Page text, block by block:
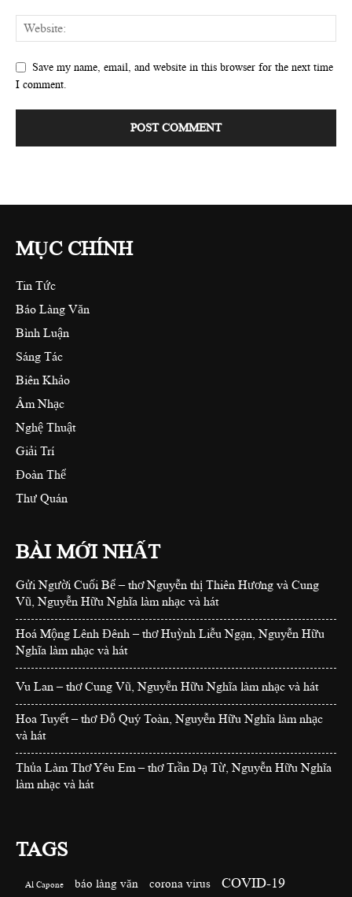
Save my name, email, and website in this browser for the next time
I comment.
MỤC CHÍNH
Tin Tức
Báo Làng Văn
Bình Luận
Sáng Tác
Biên Khảo
Âm Nhạc
Nghệ Thuật
Giải Trí
Đoàn Thể
Thư Quán
BÀI MỚI NHẤT
Gửi Người Cuối Bể – thơ Nguyễn thị Thiên Hương và Cung
Vũ, Nguyễn Hữu Nghĩa làm nhạc và hát
Hoá Mộng Lênh Đênh – thơ Huỳnh Liễu Ngạn, Nguyễn Hữu
Nghĩa làm nhạc và hát
Vu Lan – thơ Cung Vũ, Nguyễn Hữu Nghĩa làm nhạc và hát
Hoa Tuyết – thơ Đỗ Quý Toàn, Nguyễn Hữu Nghĩa làm nhạc
và hát
Thủa Làm Thơ Yêu Em – thơ Trần Dạ Từ, Nguyễn Hữu Nghĩa
làm nhạc và hát
TAGS
Al Capone báo làng văn corona virus COVID-19